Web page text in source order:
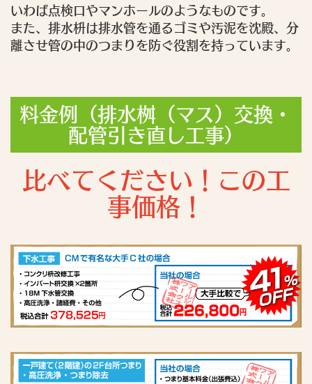
いわば点検口やマンホールのようなものです。
また、排水枡は排水管を通るゴミや汚泥を沈殿、分
離させ管の中のつまりを防ぐ役割を持っています。
料金例（排水桝（マス）交換・
配管引き直し工事）
比べてください！この工
事価格！